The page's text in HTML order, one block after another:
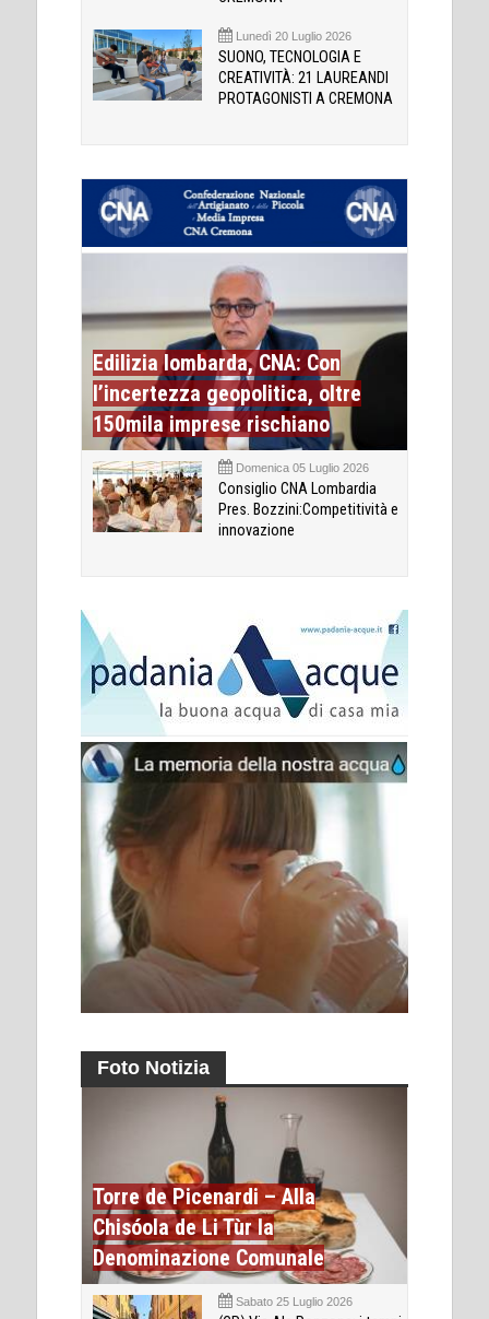
Lunedì 20 Luglio 2026
SUONO, TECNOLOGIA E
CREATIVITÀ: 21 LAUREANDI
PROTAGONISTI A CREMONA
Edilizia lombarda, CNA: Con
l’incertezza geopolitica, oltre
150mila imprese rischiano
Domenica 05 Luglio 2026
Consiglio CNA Lombardia
Pres. Bozzini:Competitività e
innovazione
Foto Notizia
Torre de Picenardi – Alla
Chisóola de Li Tùr la
Denominazione Comunale
Sabato 25 Luglio 2026